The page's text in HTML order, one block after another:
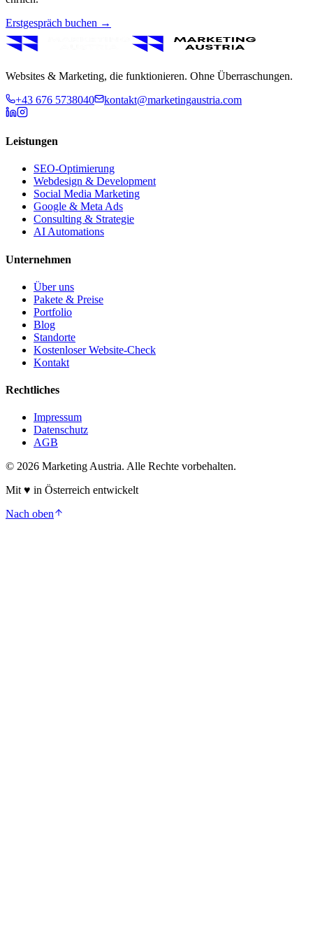
Erstgespräch buchen →
Websites & Marketing, die funktionieren. Ohne Überraschungen.
+43 676 5738040
kontakt@marketingaustria.com
Leistungen
SEO-Optimierung
Webdesign & Development
Social Media Marketing
Google & Meta Ads
Consulting & Strategie
AI Automations
Unternehmen
Über uns
Pakete & Preise
Portfolio
Blog
Standorte
Kostenloser Website-Check
Kontakt
Rechtliches
Impressum
Datenschutz
AGB
© 2026 Marketing Austria. Alle Rechte vorbehalten.
Mit ♥ in Österreich entwickelt
Nach oben